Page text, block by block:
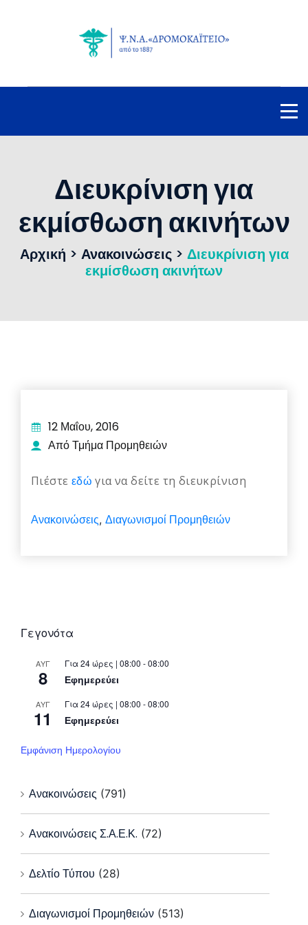
Διευκρίνιση για
εκμίσθωση ακινήτων
Αρχική > Ανακοινώσεις> Διευκρίνιση για
εκμίσθωση ακινήτων
12 Μαΐου, 2016
Από Τμήμα Προμηθειών
Πιέστε εδώγια να δείτε τη διευκρίνιση
Ανακοινώσεις, Διαγωνισμοί Προμηθειών
Γεγονότα
ΑΥΓ
8
Για 24 ώρες | 08:00 - 08:00
Εφημερεύει
ΑΥΓ
11
Για 24 ώρες | 08:00 - 08:00
Εφημερεύει
Εμφάνιση Ημερολογίου
Ανακοινώσεις (791)
Ανακοινώσεις Σ.Α.Ε.Κ. (72)
Δελτίο Τύπου (28)
Διαγωνισμοί Προμηθειών (513)